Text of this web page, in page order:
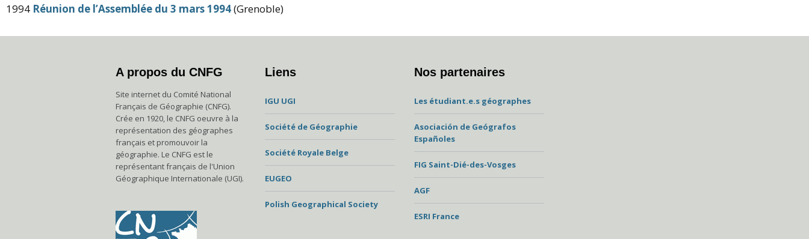
1994 Réunion de l’Assemblée du 3 mars 1994(Grenoble)
A propos du CNFG
Site internet du Comité National
Français de Géographie (CNFG).
Crée en 1920, le CNFG oeuvre à la
représentation des géographes
français et promouvoir la
géographie. Le CNFG est le
représentant français de l'Union
Géographique Internationale (UGI).
Liens
IGU UGI
Société de Géographie
Société Royale Belge
EUGEO
Polish Geographical Society
Nos partenaires
Les étudiant.e.s géographes
Asociación de Geógrafos
Españoles
FIG Saint-Dié-des-Vosges
AGF
ESRI France